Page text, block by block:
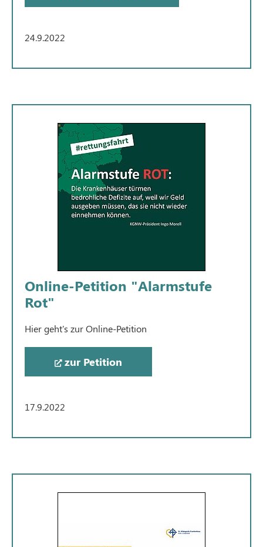
24.9.2022
Online-Petition "Alarmstufe
Rot"
Hier geht's zur Online-Petition
zur Petition
17.9.2022